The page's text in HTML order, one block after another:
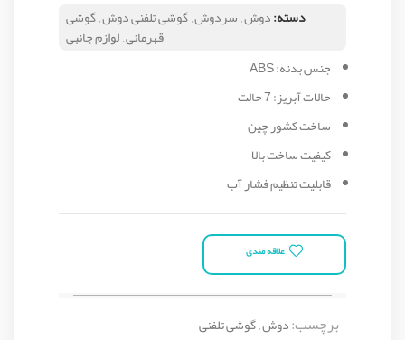
دسته:دوش,سردوش,گوشی تلفنی دوش,گوشی
قهرمانی,لوازم جانبی
جنس بدنه: ABS
حالات آبریز: 7 حالت
ساخت کشور چین
کیفیت ساخت بالا
قابلیت تنظیم فشار آب
علاقه مندی
برچسب:دوش,گوشی تلفنی